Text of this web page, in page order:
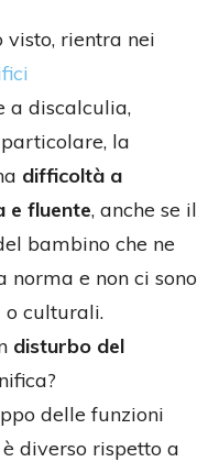
visto, rientra nei
a discalculia,
la
difficoltà a
e fluente, anche se il
bambino che ne
norma e non ci sono
o culturali.
disturbo del
delle funzioni
diverso rispetto a